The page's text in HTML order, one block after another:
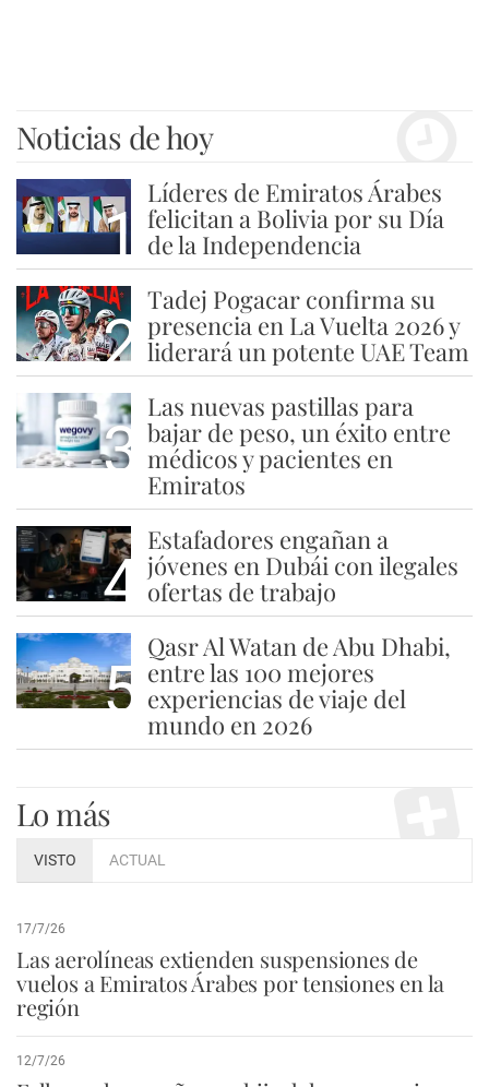
Noticias de hoy
1
Líderes de Emiratos Árabes
felicitan a Bolivia por su Día
de la Independencia
2
Tadej Pogacar confirma su
presencia en La Vuelta 2026 y
liderará un potente UAE Team
3
Las nuevas pastillas para
bajar de peso, un éxito entre
médicos y pacientes en
Emiratos
4
Estafadores engañan a
jóvenes en Dubái con ilegales
ofertas de trabajo
5
Qasr Al Watan de Abu Dhabi,
entre las 100 mejores
experiencias de viaje del
mundo en 2026
Lo más
VISTO ACTUAL
17/7/26
Las aerolíneas extienden suspensiones de
vuelos a Emiratos Árabes por tensiones en la
región
12/7/26